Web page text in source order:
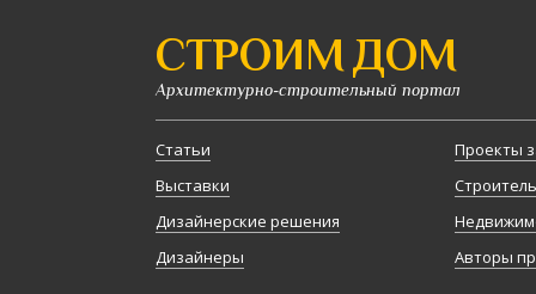
СТРОИМ ДОМ
Архитектурно-строительный портал
Статьи
Выставки
Дизайнерские решения
Дизайнеры
Проекты
Авторы